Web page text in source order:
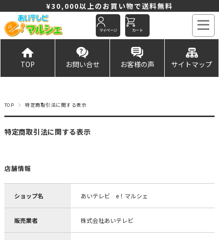
¥30,000以上のお買い物で送料無料
マイページ カート
TOP お問い合せ お客様の声 サイトマップ
TOP 特定商取引法に関する表示
特定商取引法に関する表示
店舗情報
ショップ名 あいテレビ e！マルシェ
販売業者 株式会社あいテレビ